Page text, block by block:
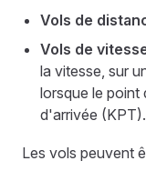
Vols de
Vols de
la vitesse, sur
lorsque le point
d'arrivée (KPT).
Les vols peuvent